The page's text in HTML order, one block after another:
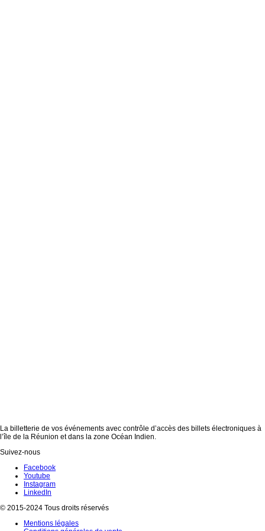
La billetterie de vos événements avec contrôle d’accès des billets électroniques à
l’île de la Réunion et dans la zone Océan Indien.
Suivez-nous
Facebook
Youtube
Instagram
LinkedIn
© 2015-2024 Tous droits réservés
Mentions légales